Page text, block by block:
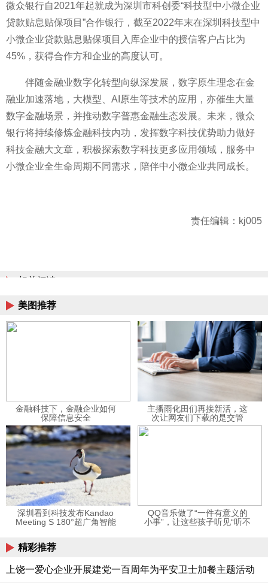
微众银行自2021年起就成为深圳市科创委“科技型中小微企业
贷款贴息贴保项目”合作银行，截至2022年末在深圳科技型中
小微企业贷款贴息贴保项目入库企业中的授信客户占比为
45%，获得合作方和企业的高度认可。
伴随金融业数字化转型向纵深发展，数字原生理念在金
融业加速落地，大模型、AI原生等技术的应用，亦催生大量
数字金融场景，并推动数字普惠金融生态发展。未来，微众
银行将持续修炼金融科技内功，发挥数字科技优势助力做好
科技金融大文章，积极探索数字科技更多应用领域，服务中
小微企业全生命周期不同需求，陪伴中小微企业共同成长。
责任编辑：kj005
相关阅读
美图推荐
金融科技下，金融企业如何
保障信息安全
主播雨化田们再接新活，这
次让网友们下载的是交管
12123APP
深圳看到科技发布Kandao
Meeting S 180°超广角智能
QQ音乐做了“一件有意义的
小事”，让这些孩子听见“听不
精彩推荐
上饶一爱心企业开展建党一百周年为平安卫士加餐主题活动